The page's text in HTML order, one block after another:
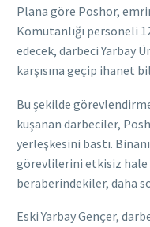
Plana göre Poshor,
Komutanlığı personeli
edecek, darbeci Yarbay
karşısına geçip ihanet
Bu şekilde
kuşanan darbeciler,
yerleşkesini bastı.
görevlilerini etkisiz hale
beraberindekiler, daha
Eski Yarbay Gençer,